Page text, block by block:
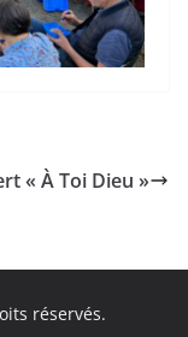
« À Toi Dieu »
réservés.